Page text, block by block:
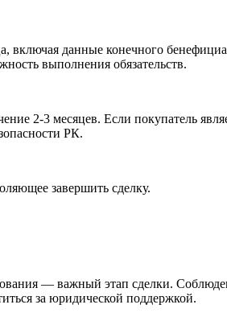
включая данные конечного
выполнения обязательств.
2-3 месяцев. Если покупатель
РК.
завершить сделку.
— важный этап сделки.
за юридической поддержкой.